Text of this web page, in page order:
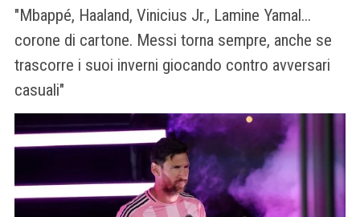
"Mbappé, Haaland, Vinicius Jr., Lamine Yamal...
corone di cartone. Messi torna sempre, anche se
trascorre i suoi inverni giocando contro avversari
casuali"